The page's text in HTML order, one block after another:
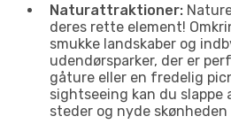
Naturattraktioner:
deres rette element!
smukke landskaber og
udendørsparker, der er
gåture eller en fredelig
sightseeing kan du slappe
steder og nyde skønheden